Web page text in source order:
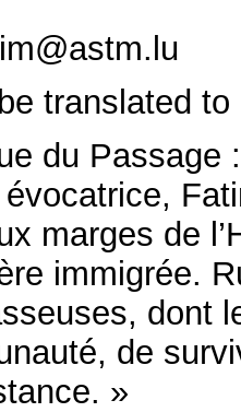
translated
du
marges de
immigrée.
dont
de
»